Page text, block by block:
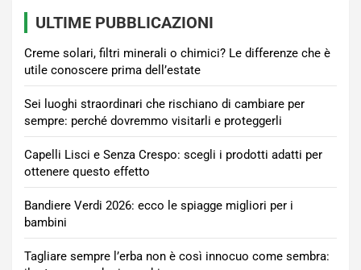
ULTIME PUBBLICAZIONI
Creme solari, filtri minerali o chimici? Le differenze che è
utile conoscere prima dell’estate
Sei luoghi straordinari che rischiano di cambiare per
sempre: perché dovremmo visitarli e proteggerli
Capelli Lisci e Senza Crespo: scegli i prodotti adatti per
ottenere questo effetto
Bandiere Verdi 2026: ecco le spiagge migliori per i
bambini
Tagliare sempre l’erba non è così innocuo come sembra: